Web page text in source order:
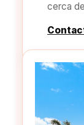
cerca